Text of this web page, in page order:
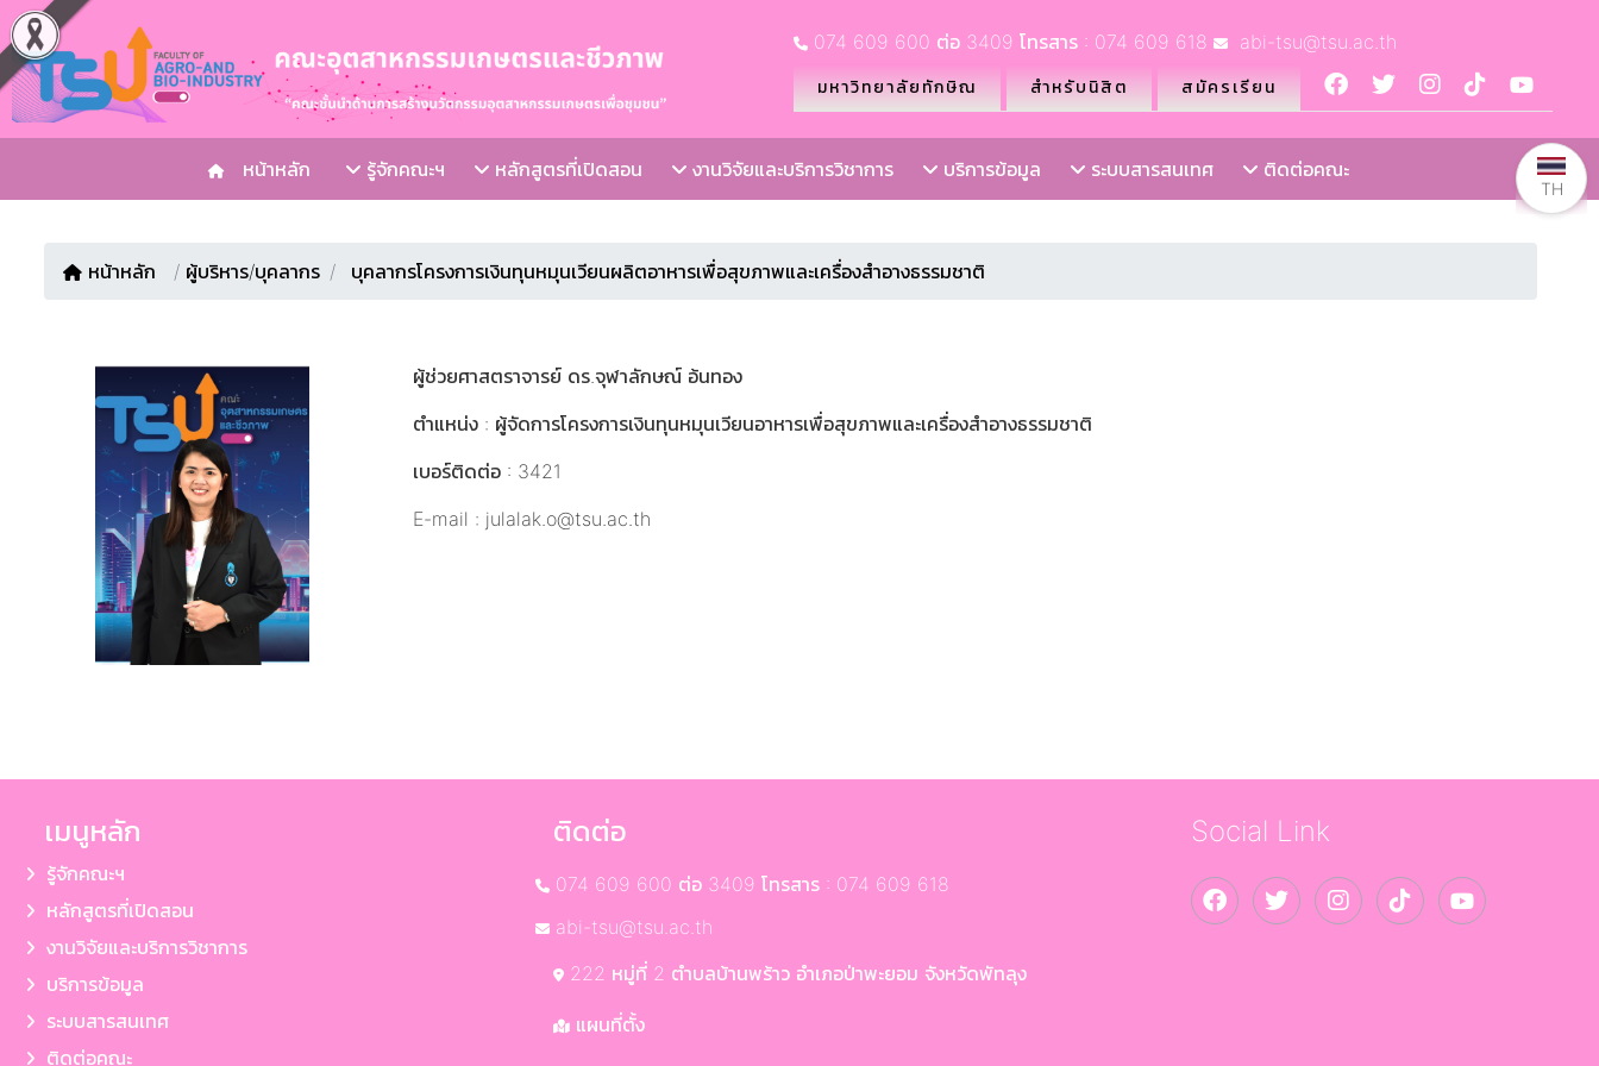
074 609 600 ต่อ 3409 โทรสาร : 074 609 618 abi-tsu@tsu.ac.th
มหาวิทยาลัยทักษิณ สำหรับนิสิต สมัครเรียน
หน้าหลัก รู้จักคณะฯ หลักสูตรที่เปิดสอน งานวิจัยและบริการวิชาการ บริการข้อมูล ระบบสารสนเทศ ติดต่อคณะ
หน้าหลัก / ผู้บริหาร/บุคลากร บุคลากรโครงการเงินทุนหมุนเวียนผลิตอาหารเพื่อสุขภาพและเครื่องสำอางธรรมชาติ
ผู้ช่วยศาสตราจารย์ ดร.จุฬาลักษณ์ อ้นทอง
ตำแหน่ง : ผู้จัดการโครงการเงินทุนหมุนเวียนอาหารเพื่อสุขภาพและเครื่องสำอางธรรมชาติ
เบอร์ติดต่อ : 3421
E-mail : julalak.o@tsu.ac.th
เมนูหลัก
รู้จักคณะฯ
หลักสูตรที่เปิดสอน
งานวิจัยและบริการวิชาการ
บริการข้อมูล
ระบบสารสนเทศ
ติดต่อคณะ
ติดต่อ
074 609 600 ต่อ 3409 โทรสาร : 074 609 618
abi-tsu@tsu.ac.th
222 หมู่ที่ 2 ตำบลบ้านพร้าว อำเภอป่าพะยอม จังหวัดพัทลุง
แผนที่ตั้ง
Social Link
TH